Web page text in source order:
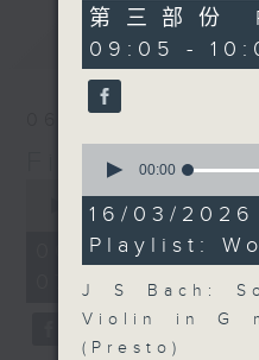
high-energy
workout or
beat the
curates the
tune in, and
最新
06/08/2026
First Notes
seconds
hours,
minutes,
seconds
00:00
06/08/2026 -
07:00 - 10:00)
54
minutes,
44
seconds
第三部份
09:05 -
seconds
16
minutes,
11
seconds
00:00
16/03/
Playlist:
J S Bach:
Violin in G
(Presto)